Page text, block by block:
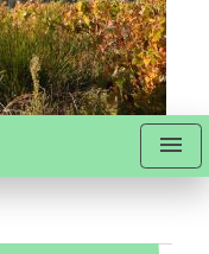
menu